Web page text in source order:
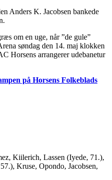
Anders K. Jacobsen bankede
om en uge, når ”de gule”
søndag den 14. maj klokken
Horsens arrangerer udebanetur
på Horsens Folkeblads
Kiilerich, Lassen (Iyede, 71.),
Kruse, Opondo, Jacobsen,